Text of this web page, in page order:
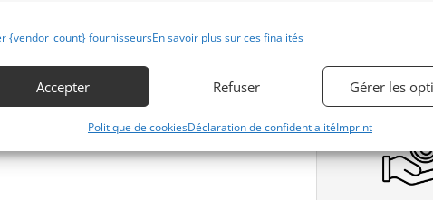
{vendor_count} fournisseursEn savoir plus sur ces finalités
Accepter Refuser Gérer les
Politique de cookiesDéclaration de confidentialitéImprint
unibolt, carrossage avant réglable,
Obtenir
Bientôt